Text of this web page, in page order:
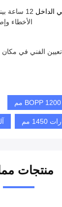
الداخل
12 ساعة
الأخطاء
تعيين الفني في
مم
منتجات